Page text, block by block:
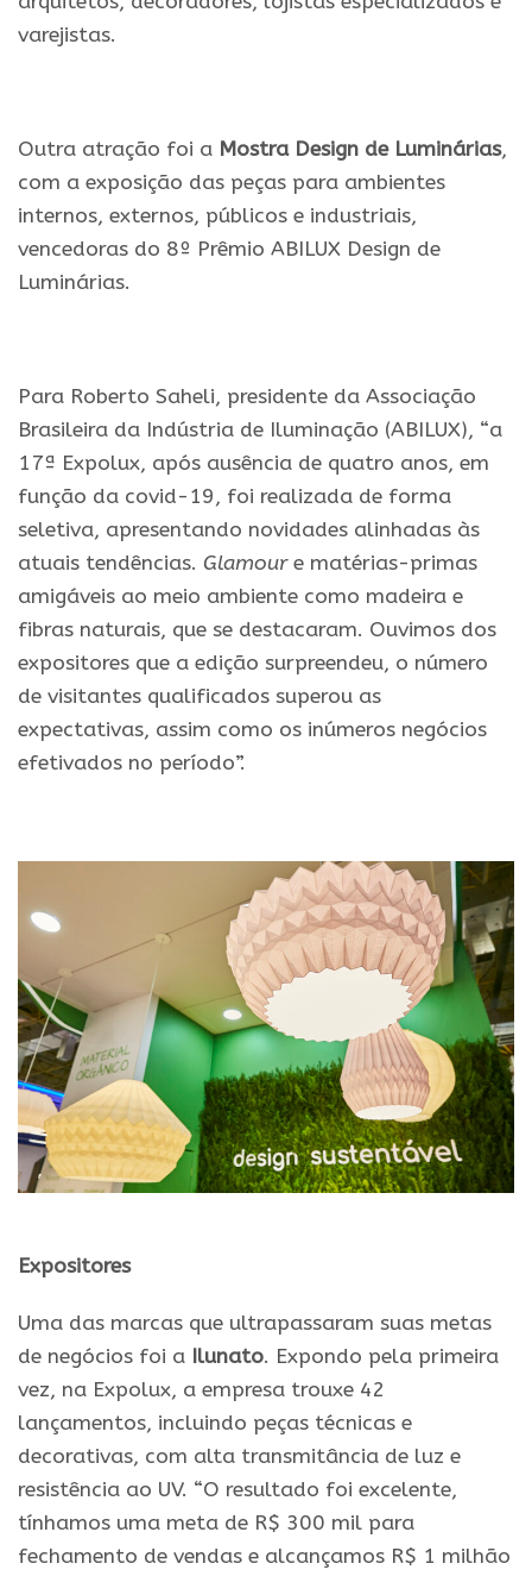
varejistas.
Outra atração foi a Mostra Design de Luminárias,
com a exposição das peças para ambientes
internos, externos, públicos e industriais,
vencedoras do 8º Prêmio ABILUX Design de
Luminárias.
Para Roberto Saheli, presidente da Associação
Brasileira da Indústria de Iluminação (ABILUX), “a
17ª Expolux, após ausência de quatro anos, em
função da covid-19, foi realizada de forma
seletiva, apresentando novidades alinhadas às
atuais tendências. Glamoure matérias-primas
amigáveis ao meio ambiente como madeira e
fibras naturais, que se destacaram. Ouvimos dos
expositores que a edição surpreendeu, o número
de visitantes qualificados superou as
expectativas, assim como os inúmeros negócios
efetivados no período”.
Expositores
Uma das marcas que ultrapassaram suas metas
de negócios foi a Ilunato. Expondo pela primeira
vez, na Expolux, a empresa trouxe 42
lançamentos, incluindo peças técnicas e
decorativas, com alta transmitância de luz e
resistência ao UV. “O resultado foi excelente,
tínhamos uma meta de R$ 300 mil para
fechamento de vendas e alcançamos R$ 1 milhão